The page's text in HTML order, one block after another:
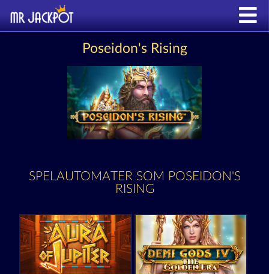
Poseidon's Rising
SPELAUTOMATER SOM POSEIDON'S
RISING